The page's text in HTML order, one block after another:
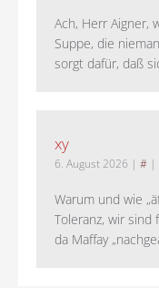
Ach, Herr Aigner,
Suppe, die
sorgt dafür, daß
xy
6. August 2026 | # |
Warum und wie
Toleranz, wir sind
da Maffay